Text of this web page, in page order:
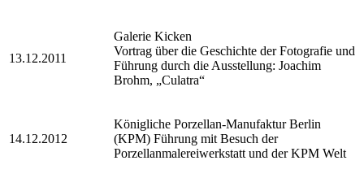
13.12.2011
Galerie Kicken
Vortrag über die Geschichte der Fotografie und
Führung durch die Ausstellung: Joachim
Brohm, „Culatra“
14.12.2012
Königliche Porzellan-Manufaktur Berlin
(KPM) Führung mit Besuch der
Porzellanmalereiwerkstatt und der KPM Welt